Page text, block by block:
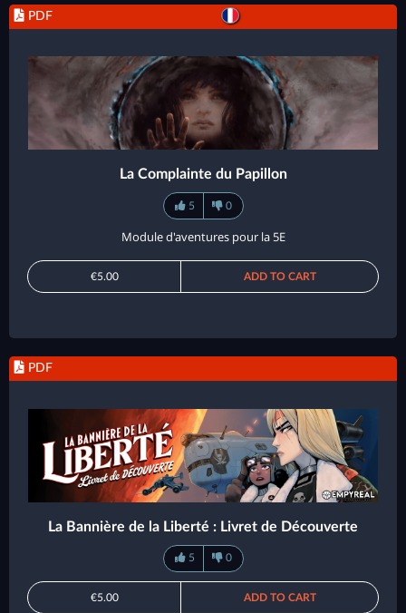
PDF
La Complainte du Papillon
5 0
Module d'aventures pour la 5E
€5.00 ADD TO CART
PDF
La Bannière de la Liberté : Livret de Découverte
5 0
€5.00 ADD TO CART